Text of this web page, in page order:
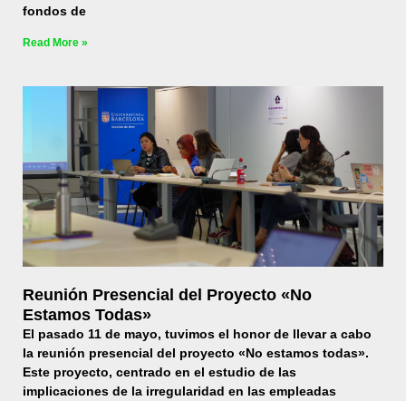
fondos de
Read More »
Reunión Presencial del Proyecto «No
Estamos Todas»
El pasado 11 de mayo, tuvimos el honor de llevar a cabo
la reunión presencial del proyecto «No estamos todas».
Este proyecto, centrado en el estudio de las
implicaciones de la irregularidad en las empleadas